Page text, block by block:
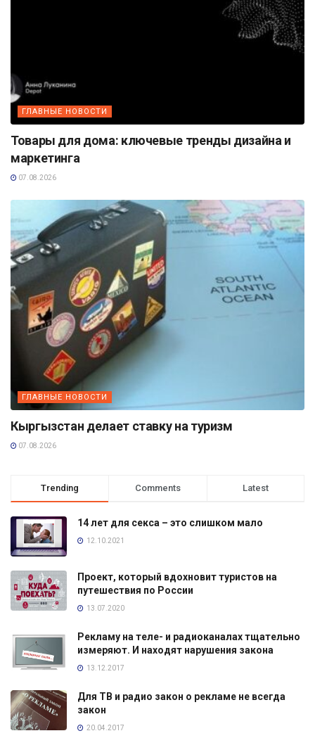
ГЛАВНЫЕ НОВОСТИ
Товары для дома: ключевые тренды дизайна и
маркетинга
07.08.2026
ГЛАВНЫЕ НОВОСТИ
Кыргызстан делает ставку на туризм
07.08.2026
Trending Comments Latest
14 лет для секса – это слишком мало
12.10.2021
Проект, который вдохновит туристов на
путешествия по России
13.07.2020
Рекламу на теле- и радиоканалах тщательно
измеряют. И находят нарушения закона
13.12.2017
Для ТВ и радио закон о рекламе не всегда
закон
20.04.2017